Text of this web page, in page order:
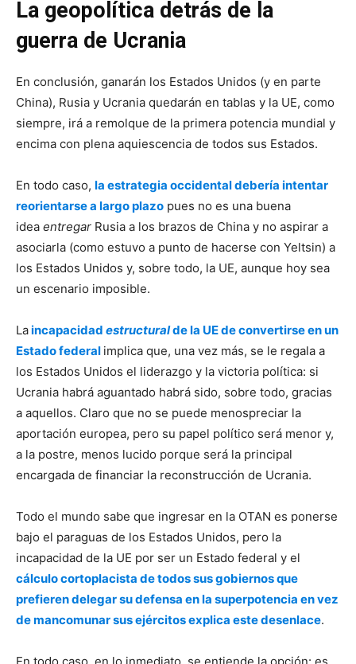
La geopolítica detrás de la
guerra de Ucrania
En conclusión, ganarán los Estados Unidos (y en parte
China), Rusia y Ucrania quedarán en tablas y la UE, como
siempre, irá a remolque de la primera potencia mundial y
encima con plena aquiescencia de todos sus Estados.
En todo caso, la estrategia occidental debería intentar
reorientarse a largo plazo pues no es una buena
idea entregar Rusia a los brazos de China y no aspirar a
asociarla (como estuvo a punto de hacerse con Yeltsin) a
los Estados Unidos y, sobre todo, la UE, aunque hoy sea
un escenario imposible.
Laincapacidad estructuralde la UE de convertirse en un
Estado federal implica que, una vez más, se le regala a
los Estados Unidos el liderazgo y la victoria política: si
Ucrania habrá aguantado habrá sido, sobre todo, gracias
a aquellos. Claro que no se puede menospreciar la
aportación europea, pero su papel político será menor y,
a la postre, menos lucido porque será la principal
encargada de financiar la reconstrucción de Ucrania.
Todo el mundo sabe que ingresar en la OTAN es ponerse
bajo el paraguas de los Estados Unidos, pero la
incapacidad de la UE por ser un Estado federal y el
cálculo cortoplacista de todos sus gobiernos que
prefieren delegar su defensa en la superpotencia en vez
de mancomunar sus ejércitos explica este desenlace.